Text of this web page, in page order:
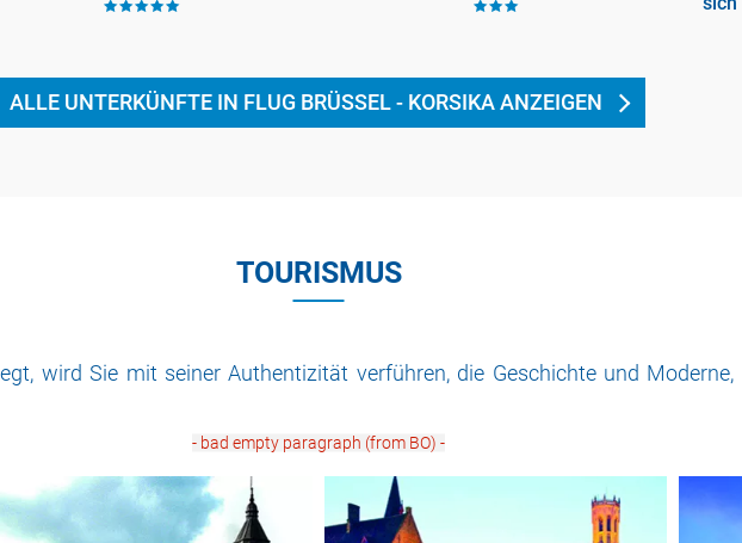
ALLE UNTERKÜNFTE IN FLUG BRÜSSEL - KORSIKA ANZEIGEN
TOURISMUS
wird Sie mit seiner Authentizität verführen, die Geschichte und